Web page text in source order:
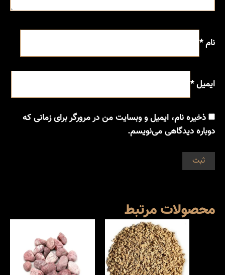
نام*
ایمیل*
ذخیره نام، ایمیل و وبسایت من در مرورگر برای زمانی که
دوباره دیدگاهی می‌نویسم.
محصولات مرتبط